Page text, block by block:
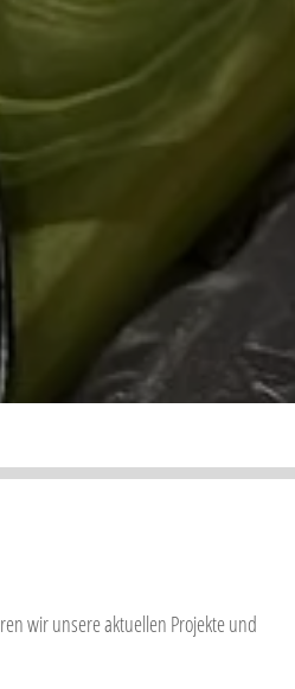
wir unsere aktuellen Projekte und